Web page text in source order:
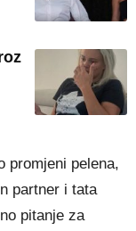
promjeni pelena,
partner i tata
pitanje za